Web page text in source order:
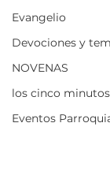
Evangelio
Devociones y
NOVENAS
los cinco
Eventos